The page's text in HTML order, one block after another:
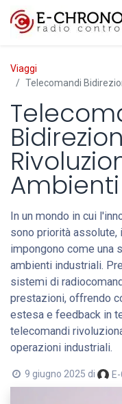
Viaggi
Telecomandi
In un mondo in cui
sono priorità
impongono come una
ambienti industriali.
sistemi di
prestazioni, offrendo
estesa e feedback in
telecomandi
operazioni industriali.
9 giugno 2025 di